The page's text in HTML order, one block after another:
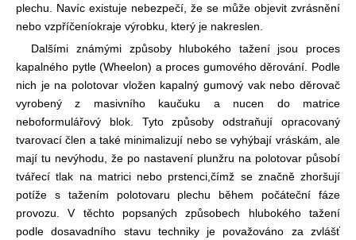
plechu. Navíc existuje nebezpečí, že se může objevit zvrásnění
nebo vzpříčeníokraje výrobku, který je nakreslen.
Dalšími známými způsoby hlubokého tažení jsou proces
kapalného pytle (Wheelon) a proces gumového děrování. Podle
nich je na polotovar vložen kapalný gumový vak nebo děrovač
vyrobený z masivního kaučuku a nucen do matrice
neboformulářový blok. Tyto způsoby odstraňují opracovaný
tvarovací člen a také minimalizují nebo se vyhýbají vráskám, ale
mají tu nevýhodu, že po nastavení plunžru na polotovar působí
tvářecí tlak na matrici nebo prstenci,čímž se značně zhoršují
potíže s tažením polotovaru plechu během počáteční fáze
provozu. V těchto popsaných způsobech hlubokého tažení
podle dosavadního stavu techniky je považováno za zvlášť